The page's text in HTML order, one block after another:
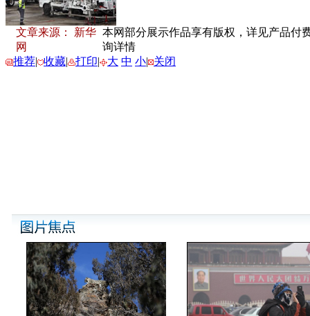
文章来源： 新华
网
本网部分展示作品享有版权，详见产品付
询详情
推荐| 收藏| 打印| 大 中 小| 关闭